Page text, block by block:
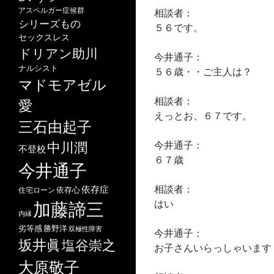
相談者：
５６です。
今井通子：
５６歳・・ご主人は？
相談者：
えっとお、６７です。
今井通子：
６７歳
相談者：
はい
今井通子：
お子さんいらっしゃいます
アスペルガー症候群
シリーズもの
セックスレス
ドリアン助川
ナルシスト
マドモアゼル
愛
三石由起子
不登校 中川潤
今井通子
住宅ローン 依存心依存症
内縁 加藤諦三
劣等感勝野洋双極性障害
坂井眞塩谷崇之
大原敬子